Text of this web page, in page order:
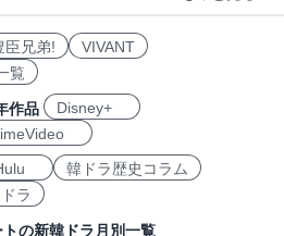
臣兄弟!
VIVANT
覧
作品
Disney+
韓ドラ歴史コラム
ラ
トの新韓ドラ月別一覧